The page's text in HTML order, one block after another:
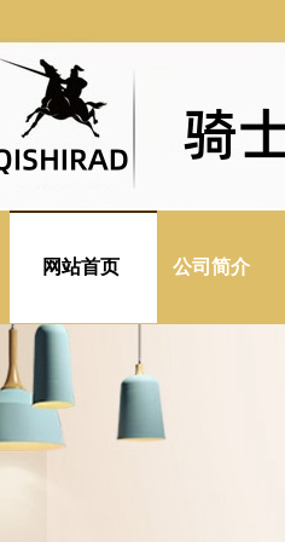
网站首页 公司简介